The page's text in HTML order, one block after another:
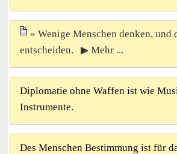
Wenige Menschen denken, und
entscheiden. ▶ Mehr ...
Diplomatie ohne Waffen ist wie
Instrumente.
Des Menschen Bestimmung ist für